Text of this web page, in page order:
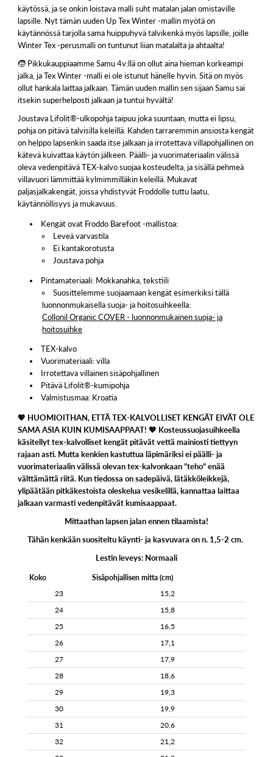
käytössä, ja se onkin loistava malli suht matalan jalan omistaville
lapsille. Nyt tämän uuden Up Tex Winter -mallin myötä on
käytännössä tarjolla sama huippuhyvä talvikenkä myös lapsille, joille
Winter Tex -perusmalli on tuntunut liian matalalta ja ahtaalta!
🧒 Pikkukauppiaamme Samu 4v:llä on ollut aina hieman korkeampi
jalka, ja Tex Winter -malli ei ole istunut hänelle hyvin. Sitä on myös
ollut hankala laittaa jalkaan. Tämän uuden mallin sen sijaan Samu sai
itsekin superhelposti jalkaan ja tuntui hyvältä!
Joustava Lifolit®-ulkopohja taipuu joka suuntaan, mutta ei lipsu,
pohja on pitävä talvisilla keleillä. Kahden tarraremmin ansiosta kengät
on helppo lapsenkin saada itse jalkaan ja irrotettava villapohjallinen on
kätevä kuivattaa käytön jälkeen. Päälli- ja vuorimateriaalin välissä
oleva vedenpitävä TEX-kalvo suojaa kosteudelta, ja sisällä pehmeä
villavuori lämmittää kylmimmilläkin keleillä. Mukavat
paljasjalkakengät, joissa yhdistyvät Froddolle tuttu laatu,
käytännöllisyys ja mukavuus.
Kengät ovat Froddo Barefoot -mallistoa:
Leveä varvastila
Ei kantakorotusta
Joustava pohja
Pintamateriaali: Mokkanahka, tekstiili
Suosittelemme suojaamaan kengät esimerkiksi tällä
luonnonmukaisella suoja- ja hoitosuihkeella:
Collonil Organic COVER - luonnonmukainen suoja- ja
hoitosuihke
TEX-kalvo
Vuorimateriaali: villa
Irrotettava villainen sisäpohjallinen
Pitävä Lifolit®-kumipohja
Valmistusmaa: Kroatia
💖 HUOMIOITHAN, ETTÄ TEX-KALVOLLISET KENGÄT EIVÄT OLE
SAMA ASIA KUIN KUMISAAPPAAT! 💖 Kosteussuojasuihkeella
käsitellyt tex-kalvolliset kengät pitävät vettä mainiosti tiettyyn
rajaan asti. Mutta kenkien kastuttua läpimäriksi ei päälli- ja
vuorimateriaalin välissä olevan tex-kalvonkaan ”teho” enää
välttämättä riitä. Kun tiedossa on sadepäivä, lätäkköleikkejä,
ylipäätään pitkäkestoista oleskelua vesikelillä, kannattaa laittaa
jalkaan varmasti vedenpitävät kumisaappaat.
Mittaathan lapsen jalan ennen tilaamista!
Tähän kenkään suositeltu käynti- ja kasvuvara on n. 1,5-2 cm.
Lestin leveys: Normaali
Koko
Sisäpohjallisen mitta (cm)
23
15,2
24
15,8
25
16,5
26
17,1
27
17,9
28
18,6
29
19,3
30
19,9
31
20,6
32
21,2